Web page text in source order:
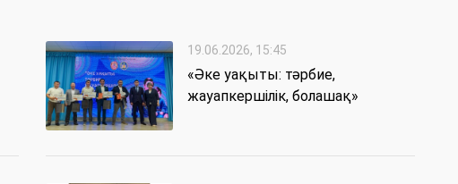
19.06.2026, 15:45
«Әке уақыты: тәрбие,
жауапкершілік, болашақ»